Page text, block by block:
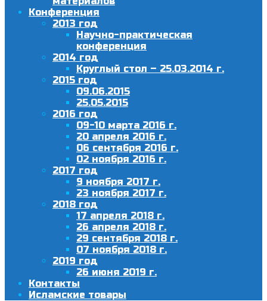
Конференция
2013 год
Научно-практическая
конференция
2014 год
Круглый стол – 25.03.2014 г.
2015 год
09.06.2015
25.05.2015
2016 год
09-10 марта 2016 г.
20 апреля 2016 г.
06 сентября 2016 г.
02 ноября 2016 г.
2017 год
9 ноября 2017 г.
23 ноября 2017 г.
2018 год
17 апреля 2018 г.
26 апреля 2018 г.
29 сентября 2018 г.
07 ноября 2018 г.
2019 год
26 июня 2019 г.
Контакты
Исламские товары